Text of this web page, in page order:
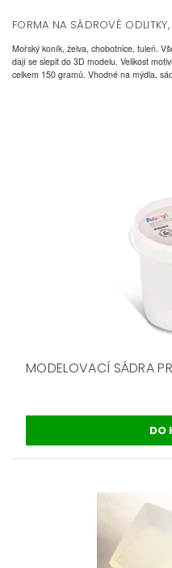
FORMA NA SÁDROVÉ
Mořský koník, želva, chobotnice, tuleň.
dají se slepit do 3D modelu. Velikost
celkem 150 gramů. Vhodné na mýdla,
MODELOVACÍ SÁDRA